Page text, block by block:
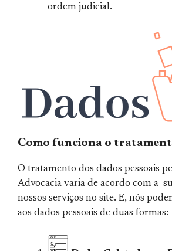
ordem judicial.
Como funciona o
O tratamento dos dados pessoais
Advocacia varia de acordo com a
nossos serviços no site. E, nós
aos dados pessoais de duas formas: